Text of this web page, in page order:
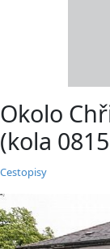
Okolo
(kola
Cestopisy